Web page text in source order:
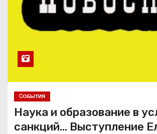
CОБЫТИЯ
Наука и образование в
санкций… Выступление